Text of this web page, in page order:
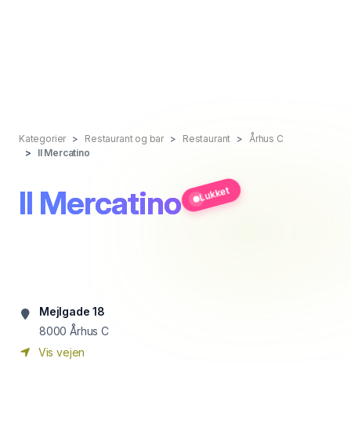
Kategorier Restaurant og bar Restaurant
Århus C
Il Mercatino
Il Mercatino Lukket
Mejlgade 18
8000 Århus C
Vis vejen